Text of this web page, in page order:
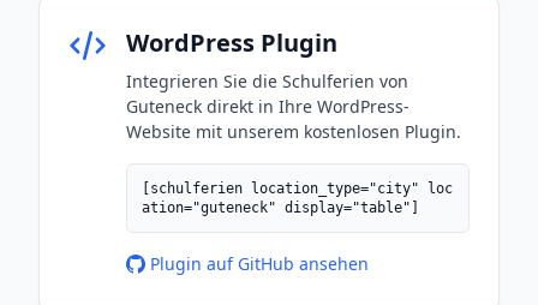
WordPress Plugin
Integrieren Sie die Schulferien von
Guteneck direkt in Ihre WordPress-
Website mit unserem kostenlosen Plugin.
[schulferien location_type="city" loc
ation="guteneck" display="table"]
Plugin auf GitHub ansehen